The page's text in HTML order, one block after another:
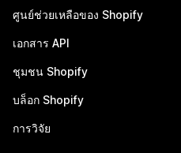
ศูนย์ช่วยเหลือของ Shopify
เอกสาร API
ชุมชน Shopify
บล็อก Shopify
การวิจัย